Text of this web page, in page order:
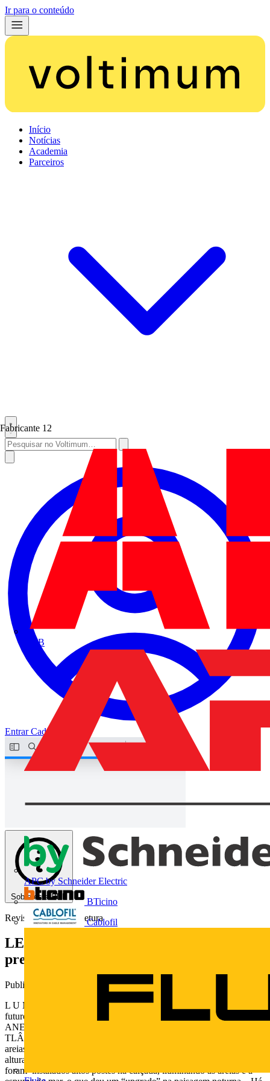
Ir para o conteúdo
Início
Notícias
Academia
Parceiros
Fabricante 12
ABB
APC by Schneider Electric
BTicino
Cablofil
EntrarCadastrar
Sobre este PDF
Revista Lume Arquitetura
LEDs | Tecnologia do futuro a serviço do
presente, por Nils Ericson
Publicado: 20 de agosto de 2014· Categoria: Technical Papers
L U M E A R Q U I T E T U R A 42 LEDs Tecnologia do
futuro a serviço do presente Por Nils Ericson a r t i g o R IO DE J
ANEIRO - P RAIA DE C OPACABANA - A VENIDA A
TLÂNTICA . Bela paisagem conhecida mundo afora. De dia,
areias brancas, mar azul, o forte traçado em curva e os prédios de
alturas variadas em seu contorno. E à noite? Há algum tempo
foram instalados altos postes na calçada, iluminando as areias e a